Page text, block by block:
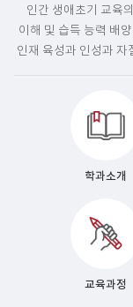
인간 생애초기 교육
이해 및 습득 능력 배
인재 육성과 인성과 자
학과소개
교육과정